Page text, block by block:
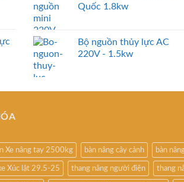
Quốc 1.8kw
Bộ nguồn thủy lực AC
220V - 1.5kw
Xe nâng tay 2500kg bàn nâng cây cảnh bàn
Xúc lật 29.5-25 thang nâng người điện thang